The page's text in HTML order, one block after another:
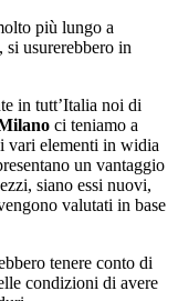
più lungo a
si usurerebbero in
in tutt’Italia noi di
ci teniamo a
vari elementi in widia
un vantaggio
siano essi nuovi,
valutati in base
tenere conto di
condizioni di avere